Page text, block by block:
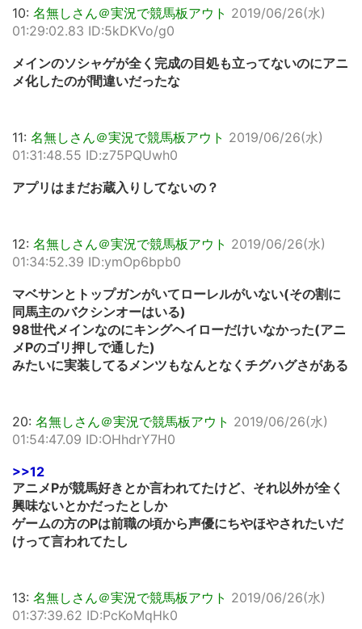
10: 名無しさん＠実況で競馬板アウト 2019/06/26(水)
01:29:02.83 ID:5kDKVo/g0
メインのソシャゲが全く完成の目処も立ってないのにアニ
メ化したのが間違いだったな
11: 名無しさん＠実況で競馬板アウト 2019/06/26(水)
01:31:48.55 ID:z75PQUwh0
アプリはまだお蔵入りしてないの？
12: 名無しさん＠実況で競馬板アウト 2019/06/26(水)
01:34:52.39 ID:ymOp6bpb0
マベサンとトップガンがいてローレルがいない(その割に
同馬主のバクシンオーはいる)
98世代メインなのにキングヘイローだけいなかった(アニ
メPのゴリ押しで通した)
みたいに実装してるメンツもなんとなくチグハグさがある
20: 名無しさん＠実況で競馬板アウト 2019/06/26(水)
01:54:47.09 ID:OHhdrY7H0
>>12
アニメPが競馬好きとか言われてたけど、それ以外が全く
興味ないとかだったとしか
ゲームの方のPは前職の頃から声優にちやほやされたいだ
けって言われてたし
13: 名無しさん＠実況で競馬板アウト 2019/06/26(水)
01:37:39.62 ID:PcKoMqHk0